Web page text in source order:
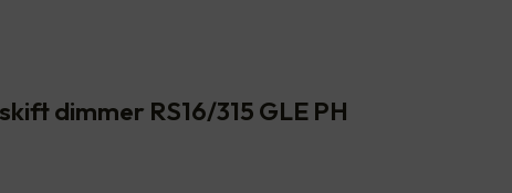
dimmer RS16/315 GLE PH